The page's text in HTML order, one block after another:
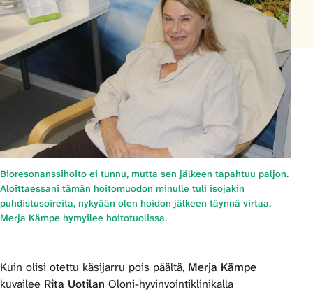
Bioresonanssihoito ei tunnu, mutta sen jälkeen tapahtuu paljon.
Aloittaessani tämän hoitomuodon minulle tuli isojakin
puhdistusoireita, nykyään olen hoidon jälkeen täynnä virtaa,
Merja Kämpe hymyilee hoitotuolissa.
Kuin olisi otettu käsijarru pois päältä, Merja Kämpe
kuvailee Rita Uotilan Oloni-hyvinvointiklinikalla